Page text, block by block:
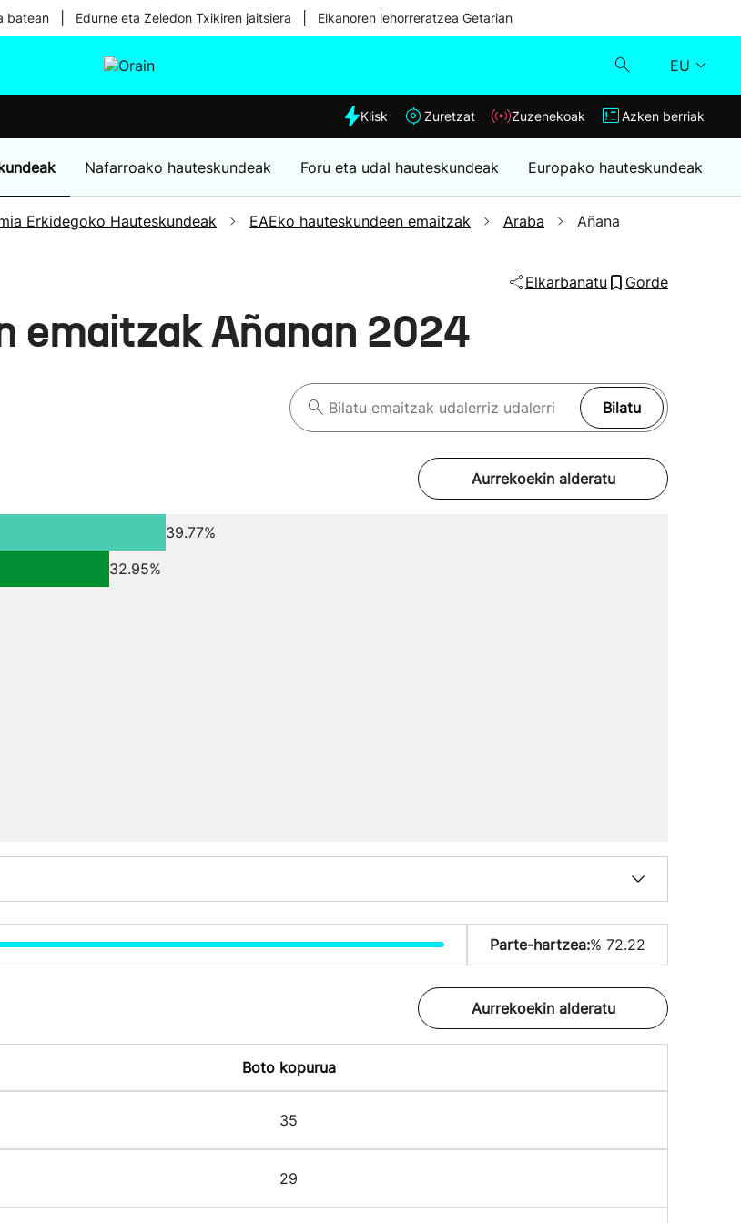
batean Edurne eta Zeledon Txikiren jaitsiera Elkanoren lehorreratzea Getarian
EU
Eguraldia
Klisk
Zuzenekoak
Azken berriak
Klisk Zuretzat Zuzenekoak Azken berriak
Nafarroako hauteskundeak Foru eta udal hauteskundeak Europako hauteskundeak
Erkidegoko Hauteskundeak EAEko hauteskundeen emaitzak Araba Añana
Elkarbanatu Gorde
emaitzak Añanan 2024
Bilatu
Aurrekoekin alderatu
39.77%
32.95%
Parte-hartzea:% 72.22
Aurrekoekin alderatu
Boto kopurua
35
29